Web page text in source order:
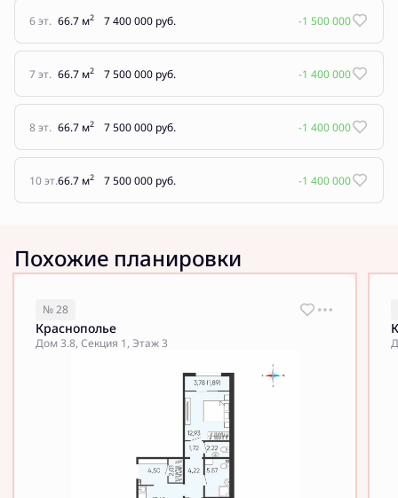
6 эт. 66.7 м2 7 400 000 руб. -1 500 000
7 эт. 66.7 м2 7 500 000 руб. -1 400 000
8 эт. 66.7 м2 7 500 000 руб. -1 400 000
10 эт.66.7 м2 7 500 000 руб. -1 400 000
Похожие планировки
№ 28
Краснополье
Дом 3.8, Секция 1, Этаж 3